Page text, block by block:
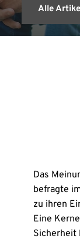
Alle
Das
befragte
zu ihren
Eine
Sicherheit